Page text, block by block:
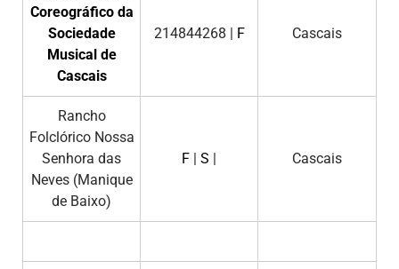
Coreográfico da
Sociedade
Musical de
Cascais
214844268 | F Cascais
Rancho
Folclórico Nossa
Senhora das
Neves (Manique
de Baixo)
F | S | Cascais